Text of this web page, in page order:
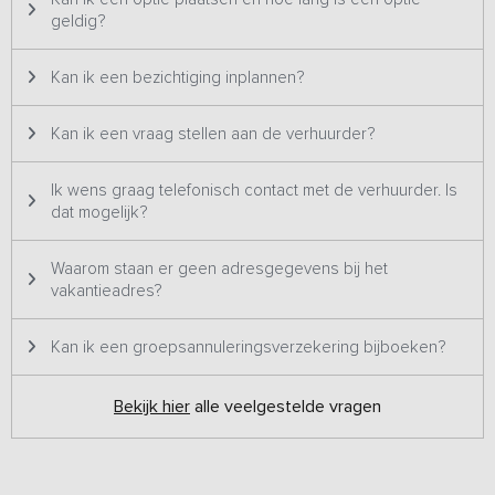
geldig?
Kan ik een bezichtiging inplannen?
Kan ik een vraag stellen aan de verhuurder?
Ik wens graag telefonisch contact met de verhuurder. Is
dat mogelijk?
Waarom staan er geen adresgegevens bij het
vakantieadres?
Kan ik een groepsannuleringsverzekering bijboeken?
Bekijk hier alle veelgestelde vragen